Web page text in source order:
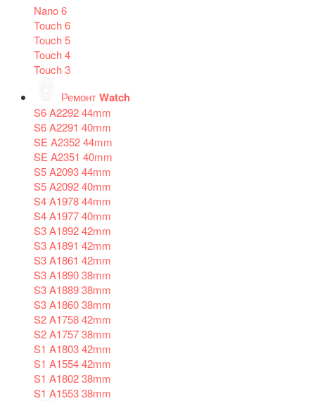
Nano 6
Touch 6
Touch 5
Touch 4
Touch 3
РемонтWatch
S6 A2292 44mm
S6 A2291 40mm
SE A2352 44mm
SE A2351 40mm
S5 A2093 44mm
S5 A2092 40mm
S4 A1978 44mm
S4 A1977 40mm
S3 A1892 42mm
S3 A1891 42mm
S3 A1861 42mm
S3 A1890 38mm
S3 A1889 38mm
S3 A1860 38mm
S2 A1758 42mm
S2 A1757 38mm
S1 A1803 42mm
S1 A1554 42mm
S1 A1802 38mm
S1 A1553 38mm